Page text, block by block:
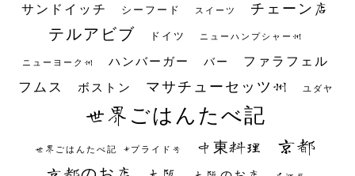
サンドイッチ シーフード スイーツ チェーン店
テルアビブ ドイツ ニューハンプシャー州
ニューヨーク州 ハンバーガー バー ファラフェル
フムス ボストン マサチューセッツ州 ユダヤ
世界ごはんたべ記
世界ごはんたべ記 #プライド号 中東料理 京都